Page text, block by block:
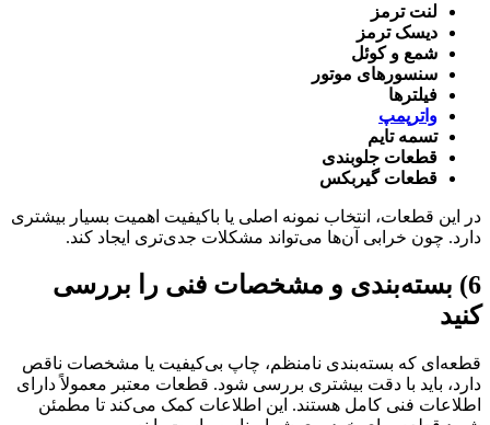
لنت ترمز
دیسک ترمز
شمع و کوئل
سنسورهای موتور
فیلترها
واترپمپ
تسمه تایم
قطعات جلوبندی
قطعات گیربکس
در این قطعات، انتخاب نمونه اصلی یا باکیفیت اهمیت بسیار بیشتری
دارد. چون خرابی آن‌ها می‌تواند مشکلات جدی‌تری ایجاد کند.
6) بسته‌بندی و مشخصات فنی را بررسی
کنید
قطعه‌ای که بسته‌بندی نامنظم، چاپ بی‌کیفیت یا مشخصات ناقص
دارد، باید با دقت بیشتری بررسی شود. قطعات معتبر معمولاً دارای
اطلاعات فنی کامل هستند. این اطلاعات کمک می‌کند تا مطمئن